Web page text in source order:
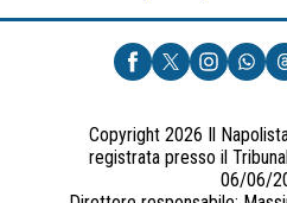
UNA
Copyright 2026 Il
registrata presso il
06/06/